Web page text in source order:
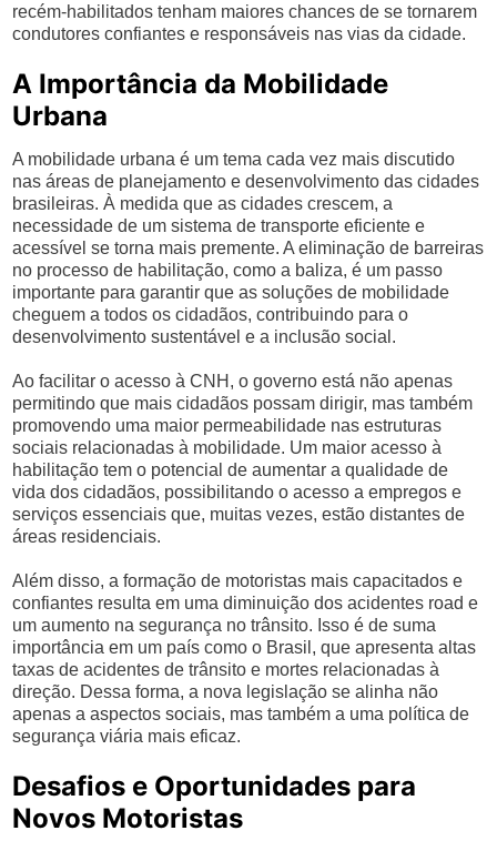
recém-habilitados tenham maiores chances de se tornarem
condutores confiantes e responsáveis nas vias da cidade.
A Importância da Mobilidade
Urbana
A mobilidade urbana é um tema cada vez mais discutido
nas áreas de planejamento e desenvolvimento das cidades
brasileiras. À medida que as cidades crescem, a
necessidade de um sistema de transporte eficiente e
acessível se torna mais premente. A eliminação de barreiras
no processo de habilitação, como a baliza, é um passo
importante para garantir que as soluções de mobilidade
cheguem a todos os cidadãos, contribuindo para o
desenvolvimento sustentável e a inclusão social.
Ao facilitar o acesso à CNH, o governo está não apenas
permitindo que mais cidadãos possam dirigir, mas também
promovendo uma maior permeabilidade nas estruturas
sociais relacionadas à mobilidade. Um maior acesso à
habilitação tem o potencial de aumentar a qualidade de
vida dos cidadãos, possibilitando o acesso a empregos e
serviços essenciais que, muitas vezes, estão distantes de
áreas residenciais.
Além disso, a formação de motoristas mais capacitados e
confiantes resulta em uma diminuição dos acidentes road e
um aumento na segurança no trânsito. Isso é de suma
importância em um país como o Brasil, que apresenta altas
taxas de acidentes de trânsito e mortes relacionadas à
direção. Dessa forma, a nova legislação se alinha não
apenas a aspectos sociais, mas também a uma política de
segurança viária mais eficaz.
Desafios e Oportunidades para
Novos Motoristas